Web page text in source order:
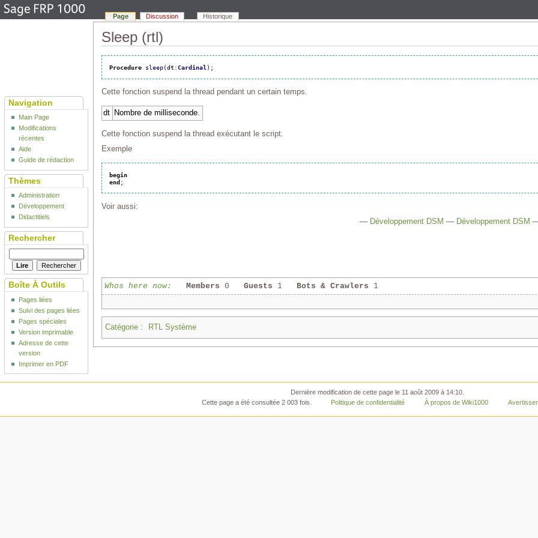
Sleep (rtl)
Procedure sleep(dt :Cardinal ) ;
Cette fonction suspend la thread pendant un certain temps.
dt Nombre de milliseconde.
Cette fonction suspend la thread exécutant le script.
Exemple
begin
end;
Voir aussi:
— Développement DSM — Développement DSM
Whos here now: Members 0 Guests 1 Bots & Crawlers 1
Catégorie: RTL Système
Page Discussion Historique
Navigation
Main Page
Modifications
récentes
Aide
Guide de rédaction
Thèmes
Administration
Développement
Didactitiels
Rechercher
Boîte À Outils
Pages liées
Suivi des pages liées
Pages spéciales
Version imprimable
Adresse de cette
version
Imprimer en PDF
Dernière modification de cette page le 11 août 2009 à 14:10.
Cette page a été consultée 2 003 fois.
Politique de confidentialité À propos de Wiki1000